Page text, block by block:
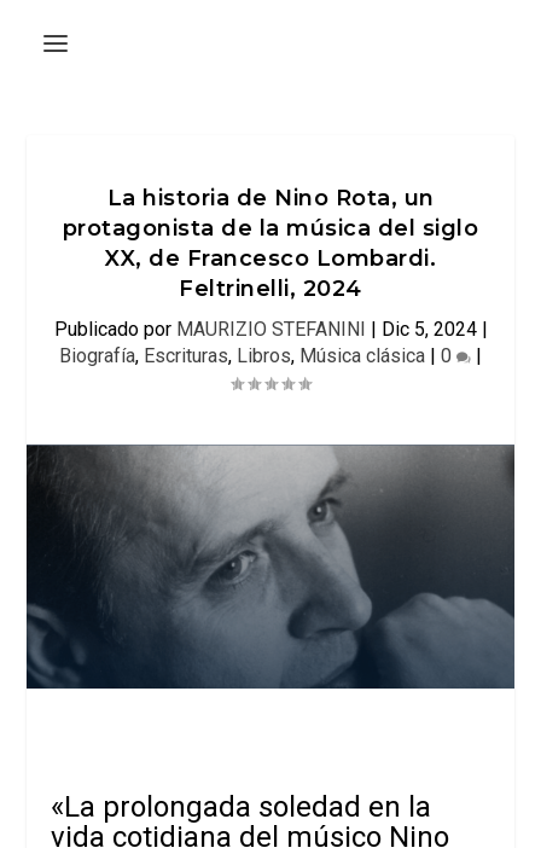
La historia de Nino Rota, un
protagonista de la música del siglo
XX, de Francesco Lombardi.
Feltrinelli, 2024
Publicado por MAURIZIO STEFANINI | Dic 5, 2024|
Biografía, Escrituras, Libros, Música clásica | 0 |
«La prolongada soledad en la
vida cotidiana del músico Nino